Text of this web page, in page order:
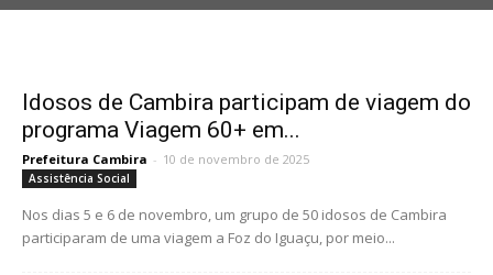
Idosos de Cambira participam de viagem do
programa Viagem 60+ em...
Prefeitura Cambira - 10 de novembro de 2025
Assistência Social
Nos dias 5 e 6 de novembro, um grupo de 50 idosos de Cambira
participaram de uma viagem a Foz do Iguaçu, por meio...